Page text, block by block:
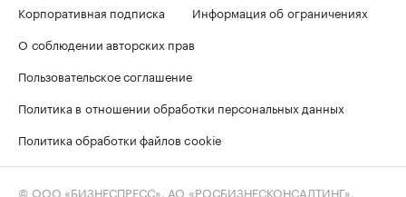
Корпоративная подписка
Информация об ограничениях
О соблюдении авторских прав
Пользовательское соглашение
Политика в отношении обработки персональных данных
Политика обработки файлов cookie
© ООО «БИЗНЕСПРЕСС», АО «РОСБИЗНЕСКОНСАЛТИНГ»,